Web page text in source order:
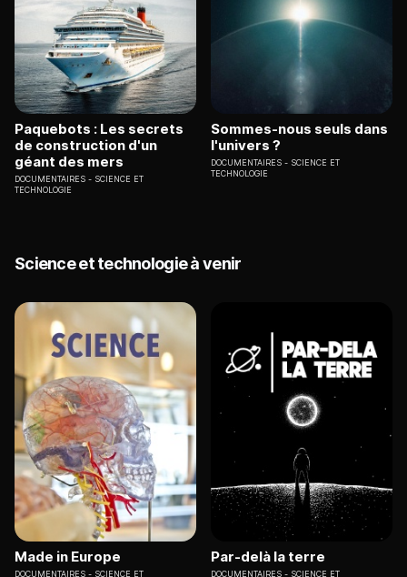
Paquebots : Les secrets
de construction d'un
géant des mers
DOCUMENTAIRES
SCIENCE ET
TECHNOLOGIE
Sommes-nous seuls dans
l'univers ?
DOCUMENTAIRES
SCIENCE ET
TECHNOLOGIE
Science et technologie à venir
Made in Europe
DOCUMENTAIRES SCIENCE ET
Par-delà la terre
DOCUMENTAIRES SCIENCE ET